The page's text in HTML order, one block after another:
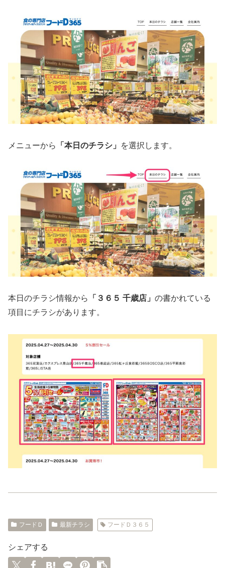
メニューから 「本日のチラシ」 を選択します。
本日のチラシ情報から 「３６５ 千歳店」 の書かれている
項目にチラシがあります。
フードＤ 最新チラシ フードＤ３６５
シェアする